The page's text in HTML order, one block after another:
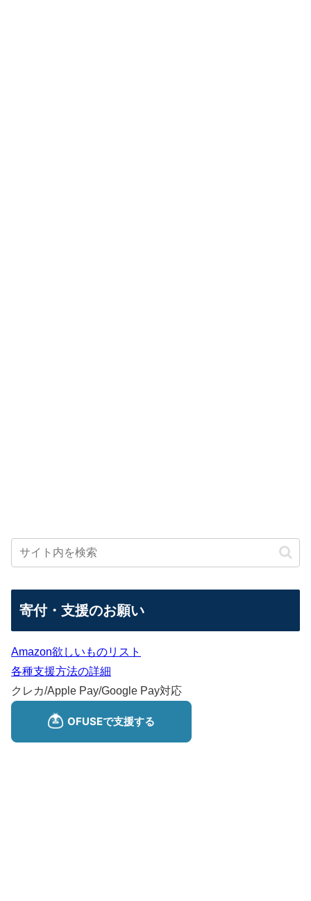
寄付・支援のお願い
Amazon欲しいものリスト
各種支援方法の詳細
クレカ/Apple Pay/Google Pay対応